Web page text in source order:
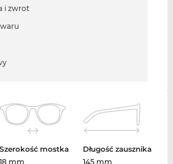
i zwrot
Szerokość mostka
18 mm
Długość zausznika
145 mm